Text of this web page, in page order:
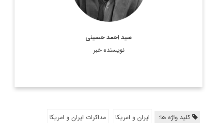
سید احمد حسینی
نویسنده خبر
کلید واژه ها: ایران و امریکا
مذاکرات ایران و امریکا